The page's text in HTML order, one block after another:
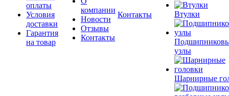
оплаты
Условия
доставки
Гарантия
на товар
компании
Новости
Отзывы
Контакты
Контакты Втулки
узлы
Шарнирные